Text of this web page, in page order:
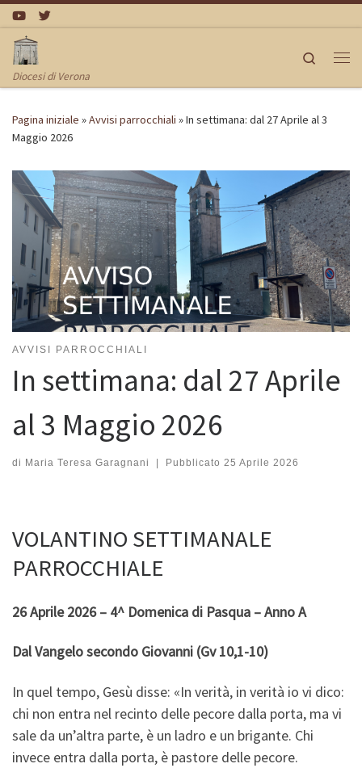
Passa al contenuto
Diocesi di Verona
Search
Pagina iniziale »Avvisi parrocchiali »In settimana: dal 27 Aprile al 3
Maggio 2026
AVVISI PARROCCHIALI
In settimana: dal 27 Aprile
al 3 Maggio 2026
di Maria Teresa Garagnani Pubblicato 25 Aprile 2026
VOLANTINO SETTIMANALE
PARROCCHIALE
26 Aprile 2026 – 4^ Domenica di Pasqua – Anno A
Dal Vangelo secondo Giovanni (Gv 10,1-10)
In quel tempo, Gesù disse: «In verità, in verità io vi dico:
chi non entra nel recinto delle pecore dalla porta, ma vi
sale da un’altra parte, è un ladro e un brigante. Chi
invece entra dalla porta, è pastore delle pecore.